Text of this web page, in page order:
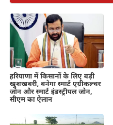
हरियाणा में किसानों के लिए बड़ी
खुशखबरी, बनेगा स्मार्ट एग्रीकल्चर
जोन और स्मार्ट इंडस्ट्रीयल जोन,
सीएम का ऐलान